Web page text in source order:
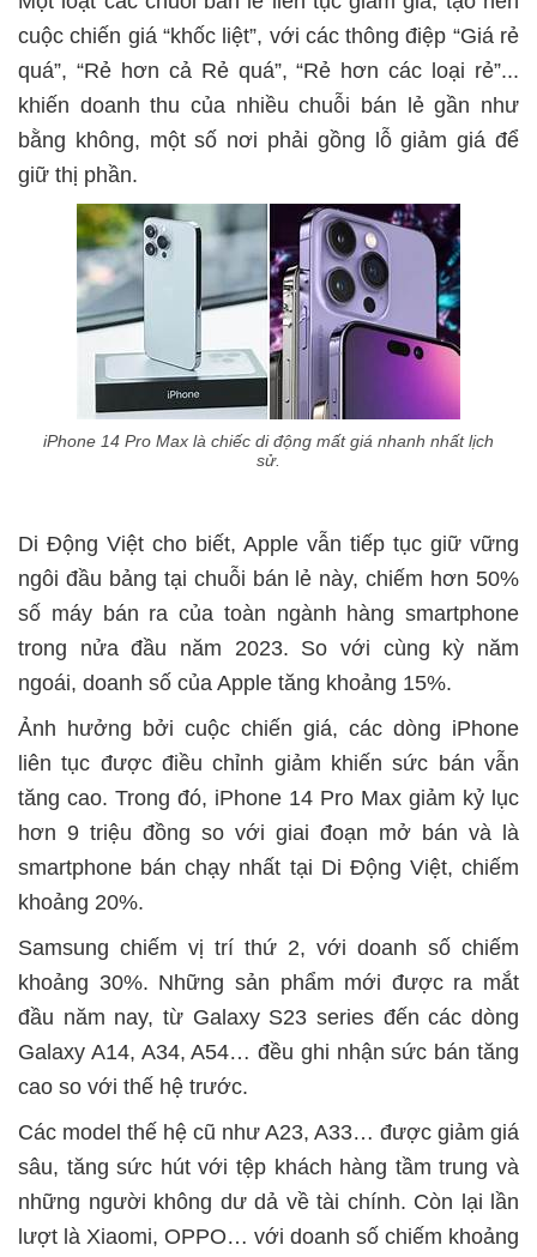
cuộc chiến giá “khốc liệt”, với các thông điệp “Giá rẻ
quá”, “Rẻ hơn cả Rẻ quá”, “Rẻ hơn các loại rẻ”...
khiến doanh thu của nhiều chuỗi bán lẻ gần như
bằng không, một số nơi phải gồng lỗ giảm giá để
giữ thị phần.
iPhone 14 Pro Max là chiếc di động mất giá nhanh nhất lịch
sử.
Di Động Việt cho biết, Apple vẫn tiếp tục giữ vững
ngôi đầu bảng tại chuỗi bán lẻ này, chiếm hơn 50%
số máy bán ra của toàn ngành hàng smartphone
trong nửa đầu năm 2023. So với cùng kỳ năm
ngoái, doanh số của Apple tăng khoảng 15%.
Ảnh hưởng bởi cuộc chiến giá, các dòng iPhone
liên tục được điều chỉnh giảm khiến sức bán vẫn
tăng cao. Trong đó, iPhone 14 Pro Max giảm kỷ lục
hơn 9 triệu đồng so với giai đoạn mở bán và là
smartphone bán chạy nhất tại Di Động Việt, chiếm
khoảng 20%.
Samsung chiếm vị trí thứ 2, với doanh số chiếm
khoảng 30%. Những sản phẩm mới được ra mắt
đầu năm nay, từ Galaxy S23 series đến các dòng
Galaxy A14, A34, A54… đều ghi nhận sức bán tăng
cao so với thế hệ trước.
Các model thế hệ cũ như A23, A33… được giảm giá
sâu, tăng sức hút với tệp khách hàng tầm trung và
những người không dư dả về tài chính. Còn lại lần
lượt là Xiaomi, OPPO… với doanh số chiếm khoảng